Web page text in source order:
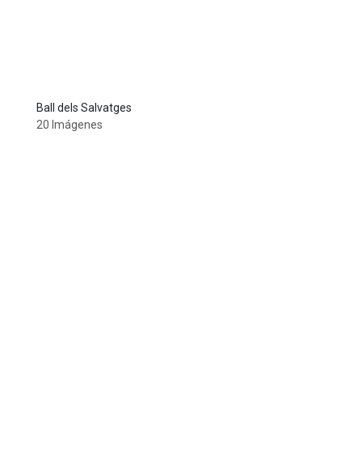
Ball dels Salvatges
20 Imágenes